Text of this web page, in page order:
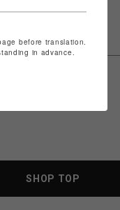
SHOP TOP
before translation.
in advance.